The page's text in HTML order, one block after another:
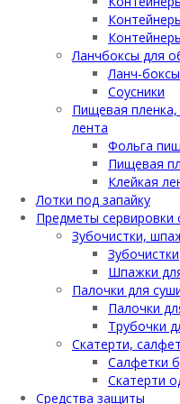
Ланчбоксы для
Ланч-боксы
Соусники
Пищевая пленка,
лента
Фольга
Пищевая
Клейкая
Лотки под запайку
Предметы сервировки
Зубочистки,
Зубочистки
Шпажки
Палочки для
Палочки
Трубочки
Скатерти,
Салфетки
Скатерти
Средства защиты